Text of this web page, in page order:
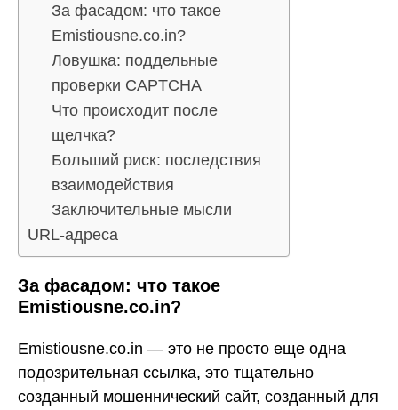
За фасадом: что такое
Emistiousne.co.in?
Ловушка: поддельные
проверки CAPTCHA
Что происходит после
щелчка?
Больший риск: последствия
взаимодействия
Заключительные мысли
URL-адреса
За фасадом: что такое
Emistiousne.co.in?
Emistiousne.co.in — это не просто еще одна
подозрительная ссылка, это тщательно
созданный мошеннический сайт, созданный для